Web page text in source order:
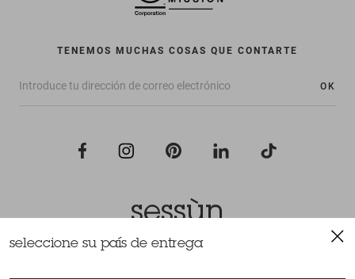
TENEMOS MUCHAS COSAS QUE CONTARTE
OK
Todos los derechos reservados Sessùn 2022
seleccione su país de entrega